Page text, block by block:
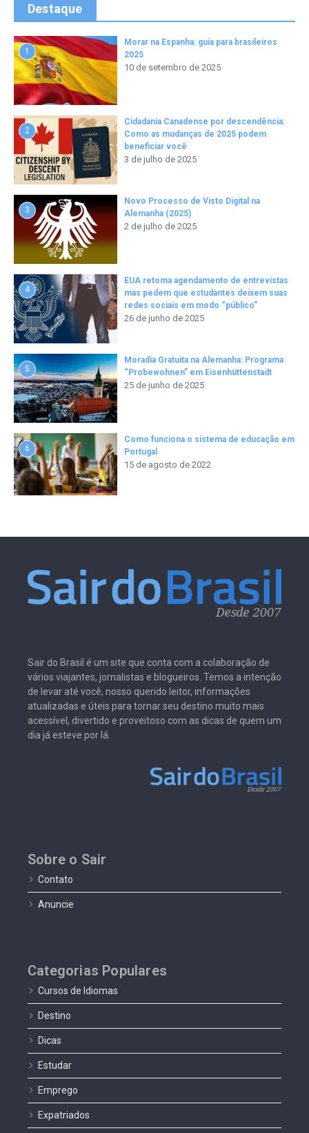
Destaque
1
Morar na Espanha: guia para brasileiros
2025
10 de setembro de 2025
2
Cidadania Canadense por descendência:
Como as mudanças de 2025 podem
beneficiar você
3 de julho de 2025
3
Novo Processo de Visto Digital na
Alemanha (2025)
2 de julho de 2025
4
EUA retoma agendamento de entrevistas
mas pedem que estudantes deixem suas
redes sociais em modo “público”
26 de junho de 2025
5
Moradia Gratuita na Alemanha: Programa
“Probewohnen” em Eisenhüttenstadt
25 de junho de 2025
6
Como funciona o sistema de educação em
Portugal
15 de agosto de 2022
Sair do Brasil é um site que conta com a colaboração de
vários viajantes, jornalistas e blogueiros. Temos a intenção
de levar até você, nosso querido leitor, informações
atualizadas e úteis para tornar seu destino muito mais
acessível, divertido e proveitoso com as dicas de quem um
dia já esteve por lá.
Sobre o Sair
Contato
Anuncie
Categorias Populares
Cursos de Idiomas
Destino
Dicas
Estudar
Emprego
Expatriados